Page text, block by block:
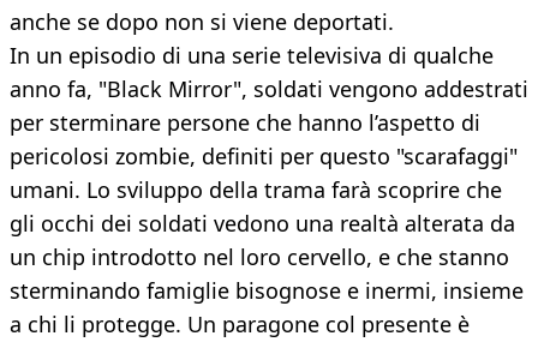
anche se dopo non si viene deportati.
In un episodio di una serie televisiva di qualche
anno fa, "Black Mirror", soldati vengono addestrati
per sterminare persone che hanno l’aspetto di
pericolosi zombie, definiti per questo "scarafaggi"
umani. Lo sviluppo della trama farà scoprire che
gli occhi dei soldati vedono una realtà alterata da
un chip introdotto nel loro cervello, e che stanno
sterminando famiglie bisognose e inermi, insieme
a chi li protegge. Un paragone col presente è